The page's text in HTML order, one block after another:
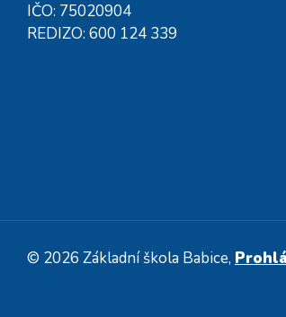
IČO: 75020904
REDIZO: 600 124 339
© 2026 Základní škola Babice,